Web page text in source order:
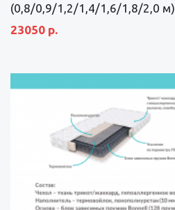
(0,8/0,9/1,2/1,4/1,6/1,8/2,0 м)
23050 р.